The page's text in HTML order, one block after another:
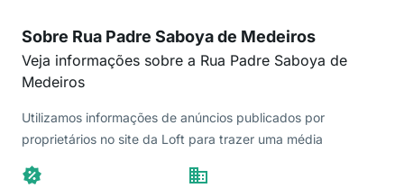
Sobre Rua Padre Saboya de Medeiros
Veja informações sobre a Rua Padre Saboya de
Medeiros
Utilizamos informações de anúncios publicados por
proprietários no site da Loft para trazer uma média